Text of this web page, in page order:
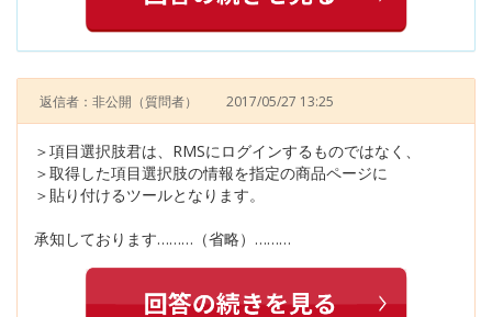
返信者：非公開 （質問者） 2017/05/27 13:25
＞項目選択肢君は、RMSにログインするものではなく、
＞取得した項目選択肢の情報を指定の商品ページに
＞貼り付けるツールとなります。
承知しております………（省略）………